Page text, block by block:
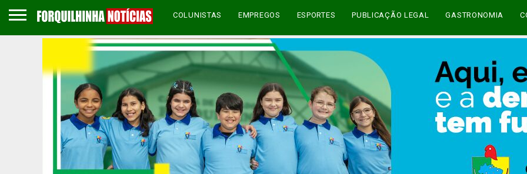
COLUNISTAS EMPREGOS ESPORTES PUBLICAÇÃO LEGAL GASTRONOMIA